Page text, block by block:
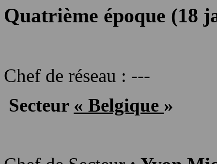
Quatrième époque (18
Chef de réseau : ---
Secteur « Belgique »